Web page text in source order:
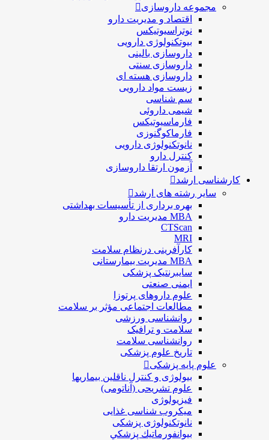
مجموعه داروسازی
اقتصاد و مديريت دارو
نوتراسیوتیکس
بيوتكنولوژی دارویی
داروسازی بالينی
داروسازی سنتی
داروسازی هسته ای
زیست مواد دارویی
سم شناسی
شيمی داروئی
فارماسيوتيكس
فارماكوگنوزی
نانوتکنولوژی دارویی
كنترل دارو
آزمون ارتقا داروسازی
کارشناسی ارشد
سایر رشته های ارشد
بهره برداری از تأسیسات بهداشتی
MBA مدیریت دارو
CTScan
MRI
کارآفرینی درنظام سلامت
MBA مدیریت بیمارستانی
سایبرنتیک پزشکی
ایمنی صنعتی
علوم داروهای پرتوزا
مطالعات اجتماعی مؤثر بر سلامت
روانشناسی ورزشی
سلامت و ترافیک
روانشناسی سلامت
تاریخ علوم پزشکی
علوم پایه پزشکی
بیولوژی و کنترل ناقلین بیماریها
علوم تشریحی (آناتومی)
فیزیولوژی
ميكروب شناسی غذایی
نانوتکنولوژی پزشکی
بيوانفورماتيك پزشكي